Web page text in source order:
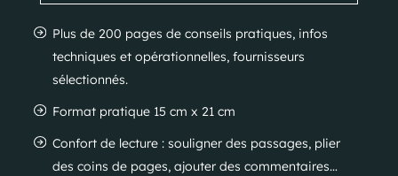
Plus de 200 pages de conseils pratiques, infos
techniques et opérationnelles, fournisseurs
sélectionnés.
Format pratique 15 cm x 21 cm
Confort de lecture : souligner des passages, plier
des coins de pages, ajouter des commentaires…